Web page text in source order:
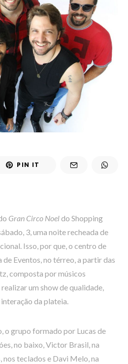
PIN IT
Gran Circo Noeldo Shopping
3, uma noite recheada de
Isso, por que, o centro de
Eventos, no térreo, a partir das
composta por músicos
um show de qualidade,
da plateia.
o grupo formado por Lucas de
no baixo, Victor Brasil, na
nos teclados e Davi Melo, na